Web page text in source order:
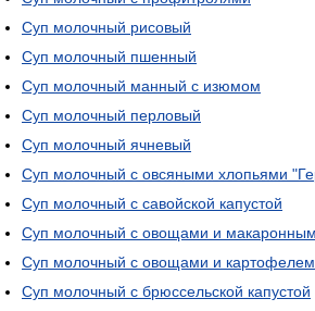
Суп молочный рисовый
Суп молочный пшенный
Суп молочный манный с изюмом
Суп молочный перловый
Суп молочный ячневый
Суп молочный с овсяными хлопьями
Суп молочный с савойской капустой
Суп молочный с овощами и
Суп молочный с овощами и картофелем
Суп молочный с брюссельской капустой